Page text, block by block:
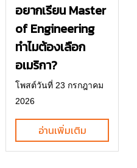
อยากเรียน Master
of Engineering
ทำไมต้องเลือก
อเมริกา?
โพสต์วันที่ 23 กรกฎาคม
2026
อ่านเพิ่มเติม